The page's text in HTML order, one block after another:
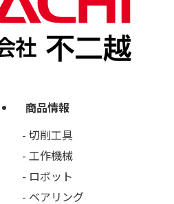
商品情報
切削工具
工作機械
ロボット
ベアリング